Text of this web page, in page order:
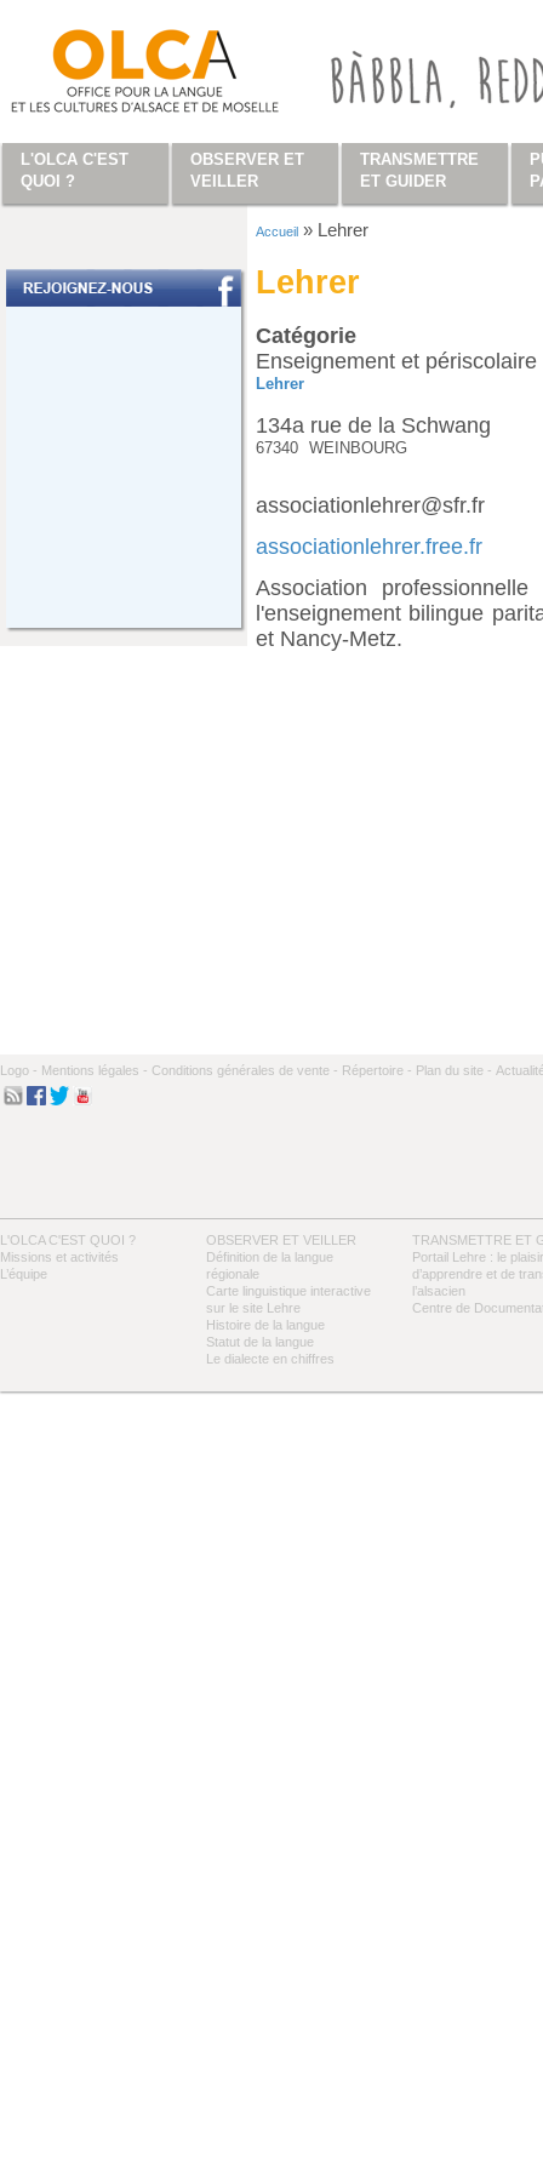
Accueil » Lehrer
Lehrer
Catégorie
Enseignement et périscolaire
Lehrer
134a rue de la Schwang
67340 WEINBOURG
associationlehrer@sfr.fr
associationlehrer.free.fr
Association
l'enseignement bilingue
et Nancy-Metz.
Logo - Mentions légales - Conditions générales de vente - Répertoire - Plan du site -
L'OLCA C'EST QUOI ?
Missions et activités
L’équipe
OBSERVER ET VEILLER
Définition de la langue
régionale
Carte linguistique interactive
sur le site Lehre
Histoire de la langue
Statut de la langue
Le dialecte en chiffres
TRANSMETTRE ET
Portail Lehre : le plaisir
d’apprendre et de
l’alsacien
Centre de
L'OLCA C'EST
QUOI ?
OBSERVER ET
VEILLER
TRANSMETTRE
ET GUIDER